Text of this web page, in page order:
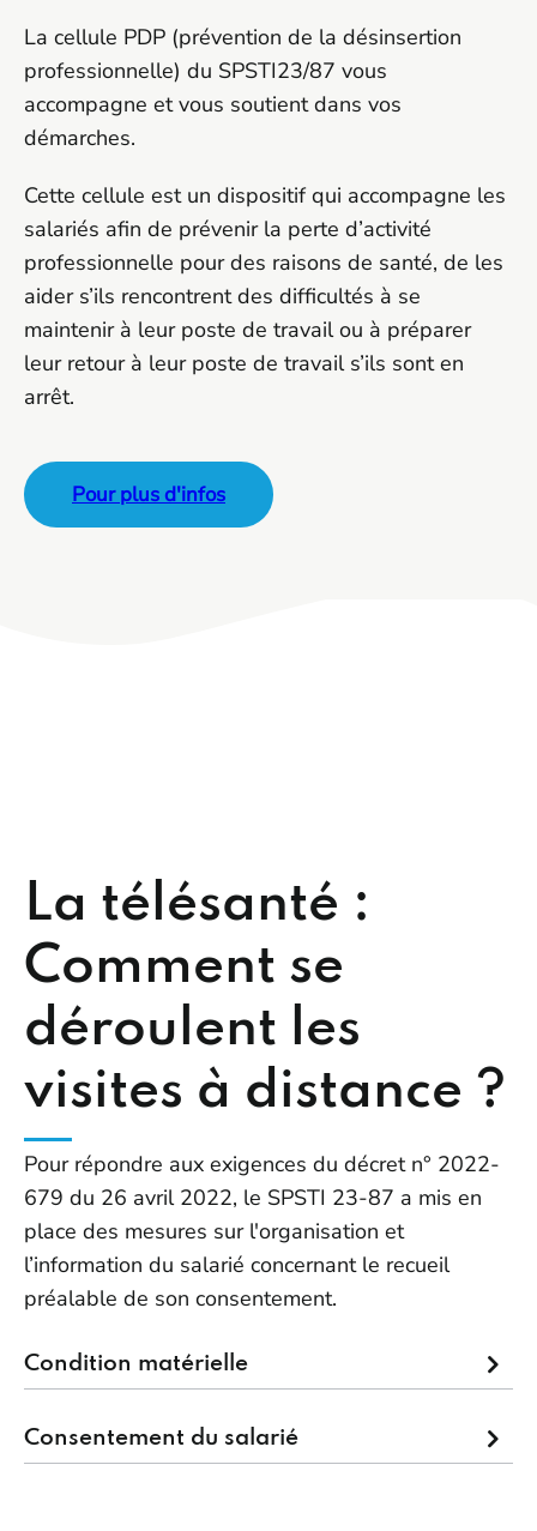
La cellule PDP (prévention de la désinsertion
professionnelle) du SPSTI23/87 vous
accompagne et vous soutient dans vos
démarches.
Cette cellule est un dispositif qui accompagne les
salariés afin de prévenir la perte d’activité
professionnelle pour des raisons de santé, de les
aider s’ils rencontrent des difficultés à se
maintenir à leur poste de travail ou à préparer
leur retour à leur poste de travail s’ils sont en
arrêt.
Pour plus d'infos
La télésanté :
Comment se
déroulent les
visites à distance ?
Pour répondre aux exigences du décret n° 2022-
679 du 26 avril 2022, le SPSTI 23-87 a mis en
place des mesures sur l'organisation et
l’information du salarié concernant le recueil
préalable de son consentement.
Condition matérielle
Consentement du salarié